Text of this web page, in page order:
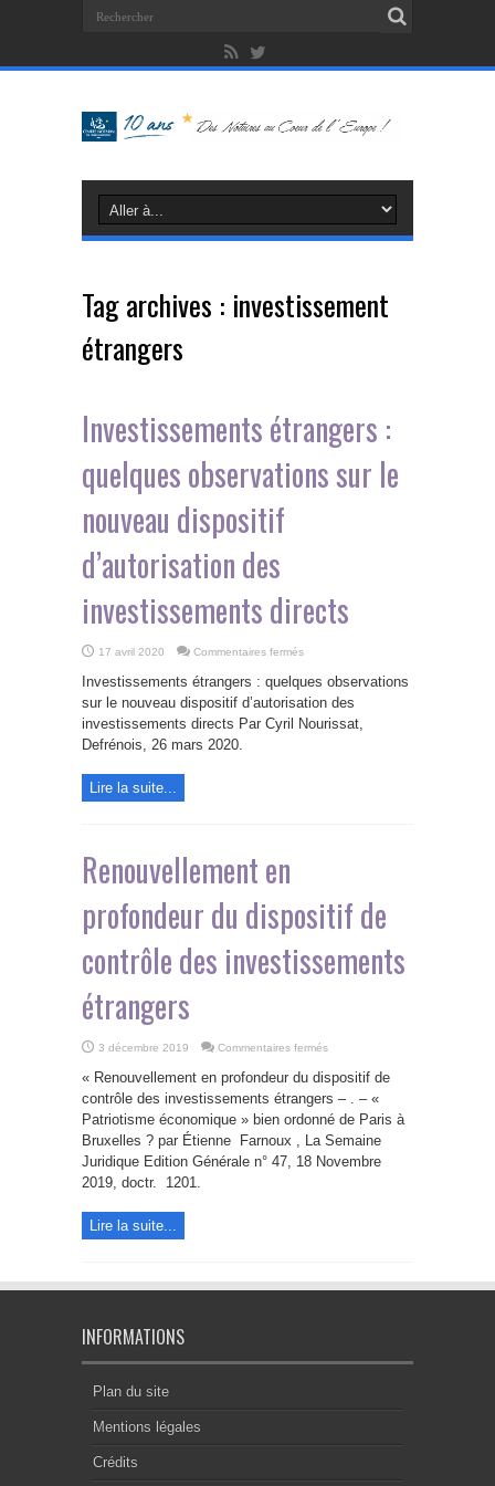
Tag archives : investissement
étrangers
Investissements étrangers :
quelques observations sur le
nouveau dispositif
d’autorisation des
investissements directs
17 avril 2020 Commentaires fermés
étrangers
:
quelques
observations
sur
Investissements étrangers : quelques observations
sur le nouveau dispositif d’autorisation des
investissements directs Par Cyril Nourissat,
Defrénois, 26 mars 2020.
Lire la suite...
Renouvellement en
profondeur du dispositif de
contrôle des investissements
étrangers
3 décembre 2019 Commentaires fermés
profondeur
du
dispositif
de
des
investissements
étrangers
« Renouvellement en profondeur du dispositif de
contrôle des investissements étrangers – . – «
Patriotisme économique » bien ordonné de Paris à
Bruxelles ? par Étienne Farnoux , La Semaine
Juridique Edition Générale n° 47, 18 Novembre
2019, doctr. 1201.
Lire la suite...
INFORMATIONS
Plan du site
Mentions légales
Crédits